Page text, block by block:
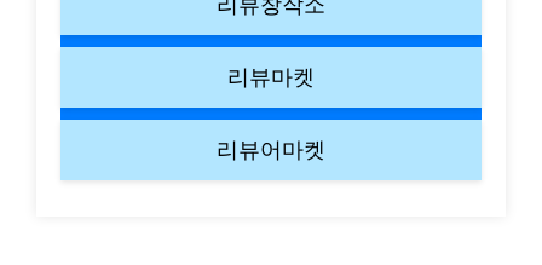
리뷰마켓
리뷰어마켓